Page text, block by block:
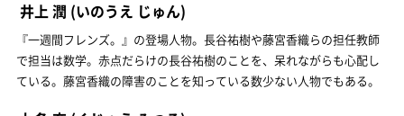
井上 潤 (いのうえ じゅん)
『一週間フレンズ。』の登場人物。長谷祐樹や藤宮香織らの担任教師
で担当は数学。赤点だらけの長谷祐樹のことを、呆れながらも心配し
ている。藤宮香織の障害のことを知っている数少ない人物でもある。